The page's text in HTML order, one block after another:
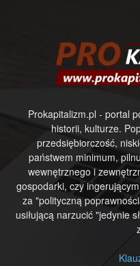
Prokapitalizm.pl - portal
historii, kulturze.
przedsiębiorczość,
państwem minimum,
wewnętrznego i
gospodarki, czy
za "polityczną
usiłującą narzucić "jedynie